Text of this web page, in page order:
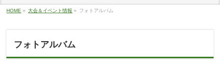
HOME » 大会＆イベント情報 » フォトアルバム
フォトアルバム